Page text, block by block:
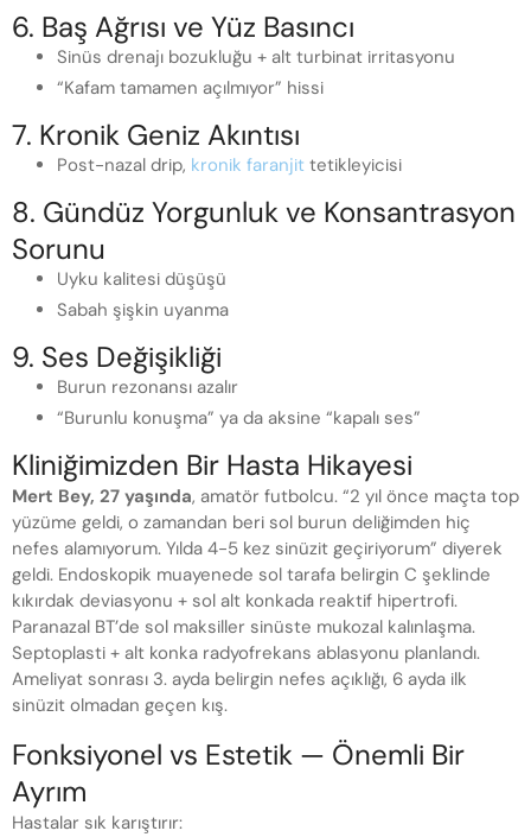
6. Baş Ağrısı ve Yüz Basıncı
Sinüs drenajı bozukluğu + alt turbinat irritasyonu
“Kafam tamamen açılmıyor” hissi
7. Kronik Geniz Akıntısı
Post-nazal drip, kronik faranjit tetikleyicisi
8. Gündüz Yorgunluk ve Konsantrasyon
Sorunu
Uyku kalitesi düşüşü
Sabah şişkin uyanma
9. Ses Değişikliği
Burun rezonansı azalır
“Burunlu konuşma” ya da aksine “kapalı ses”
Kliniğimizden Bir Hasta Hikayesi
Mert Bey, 27 yaşında, amatör futbolcu. “2 yıl önce maçta top
yüzüme geldi, o zamandan beri sol burun deliğimden hiç
nefes alamıyorum. Yılda 4-5 kez sinüzit geçiriyorum” diyerek
geldi. Endoskopik muayenede sol tarafa belirgin C şeklinde
kıkırdak deviasyonu + sol alt konkada reaktif hipertrofi.
Paranazal BT’de sol maksiller sinüste mukozal kalınlaşma.
Septoplasti + alt konka radyofrekans ablasyonu planlandı.
Ameliyat sonrası 3. ayda belirgin nefes açıklığı, 6 ayda ilk
sinüzit olmadan geçen kış.
Fonksiyonel vs Estetik — Önemli Bir
Ayrım
Hastalar sık karıştırır: